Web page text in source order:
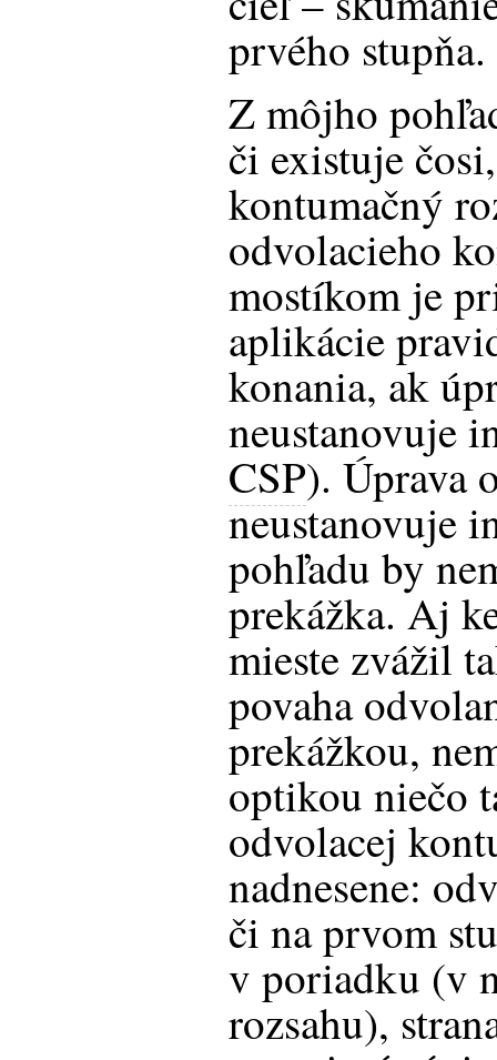
prvého stupňa.
Z môjho
či existuje
kontumačný
odvolacieho
mostíkom je
aplikácie
konania, ak
neustanovuje
CSP). Úprava
neustanovuje
pohľadu by
prekážka. Aj
mieste zvážil
povaha
prekážkou,
optikou niečo
odvolacej
nadnesene:
či na prvom
v poriadku (v
rozsahu),